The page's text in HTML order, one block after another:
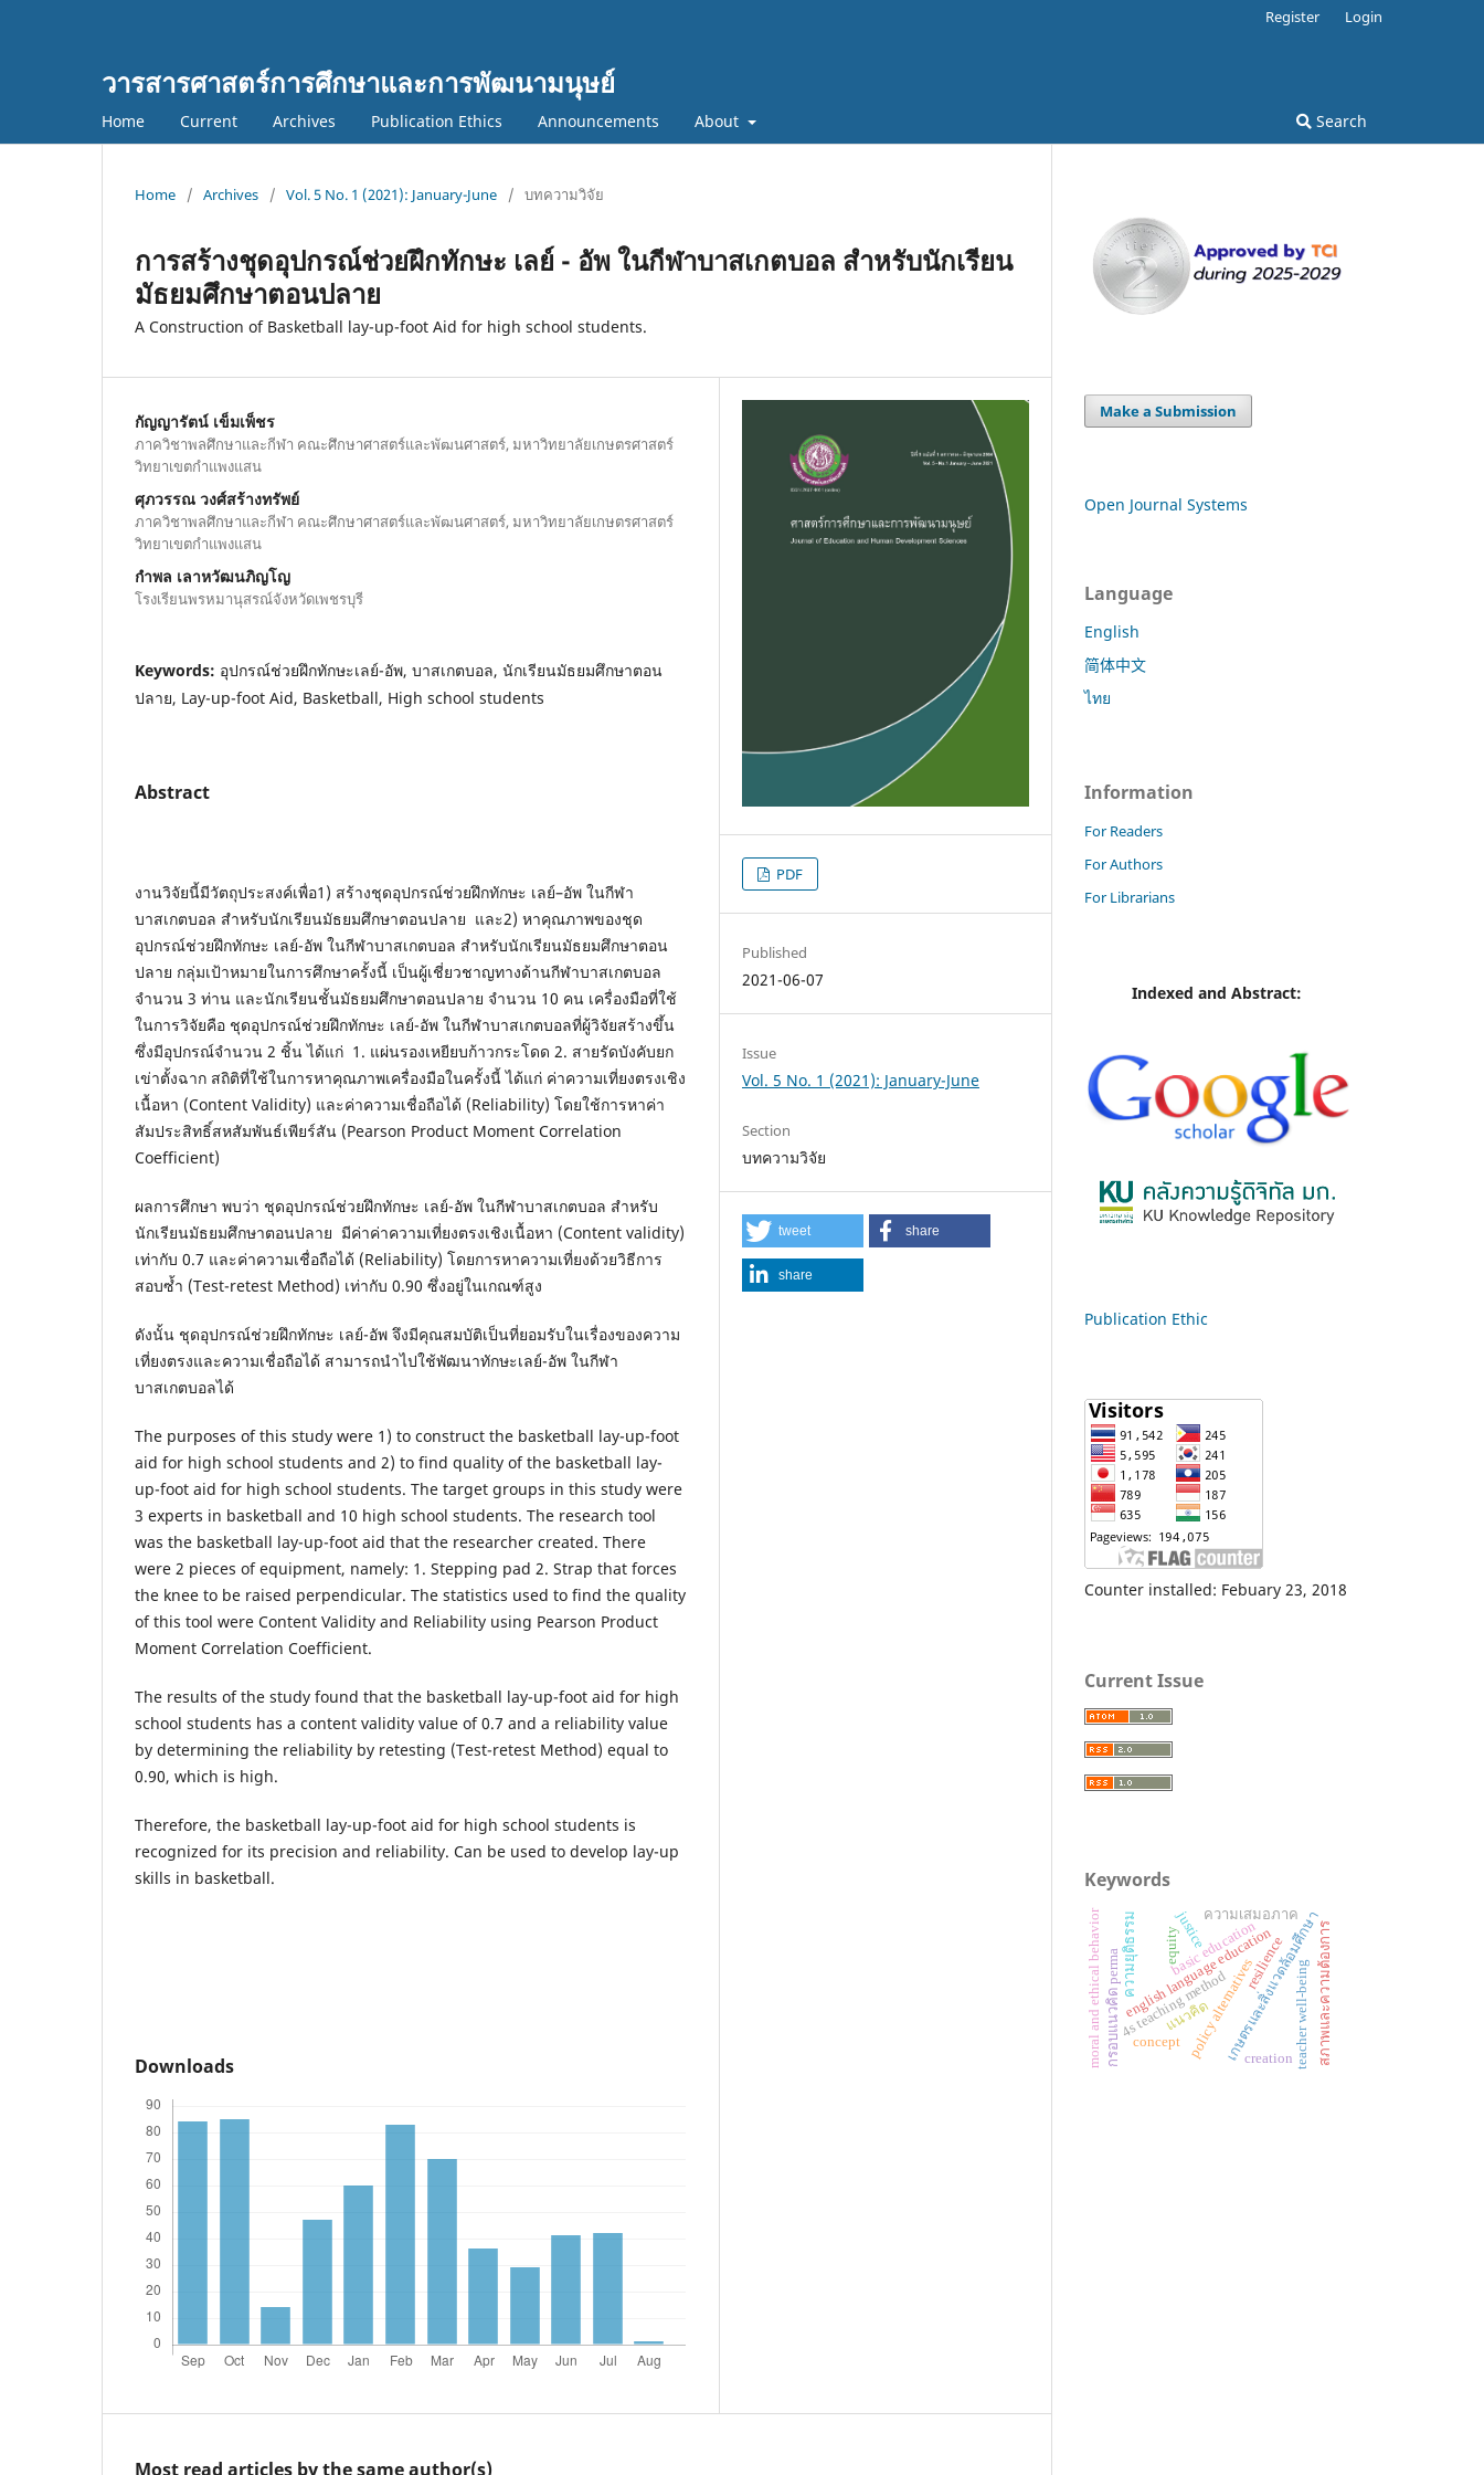
วารสารศาสตร์การศึกษาและการพัฒนามนุษย์
Home Current Archives Publication Ethics Announcements About Search
Register Login
Home / Archives / Vol. 5 No. 1 (2021): January-June / บทความวิจัย
การสร้างชุดอุปกรณ์ช่วยฝึกทักษะ เลย์ - อัพ ในกีฬาบาสเกตบอล สำหรับนักเรียน
มัธยมศึกษาตอนปลาย
A Construction of Basketball lay-up-foot Aid for high school students.
กัญญารัตน์ เข็มเพ็ชร
ภาควิชาพลศึกษาและกีฬา คณะศึกษาศาสตร์และพัฒนศาสตร์, มหาวิทยาลัยเกษตรศาสตร์
วิทยาเขตกำแพงแสน
ศุภวรรณ วงศ์สร้างทรัพย์
ภาควิชาพลศึกษาและกีฬา คณะศึกษาศาสตร์และพัฒนศาสตร์, มหาวิทยาลัยเกษตรศาสตร์
วิทยาเขตกำแพงแสน
กำพล เลาหวัฒนภิญโญ
โรงเรียนพรหมานุสรณ์จังหวัดเพชรบุรี
Keywords: อุปกรณ์ช่วยฝึกทักษะเลย์-อัพ, บาสเกตบอล, นักเรียนมัธยมศึกษาตอน
ปลาย, Lay-up-foot Aid, Basketball, High school students
Abstract
งานวิจัยนี้มีวัตถุประสงค์เพื่อ1) สร้างชุดอุปกรณ์ช่วยฝึกทักษะ เลย์–อัพ ในกีฬา
บาสเกตบอล สำหรับนักเรียนมัธยมศึกษาตอนปลาย และ2) หาคุณภาพของชุด
อุปกรณ์ช่วยฝึกทักษะ เลย์-อัพ ในกีฬาบาสเกตบอล สำหรับนักเรียนมัธยมศึกษาตอน
ปลาย กลุ่มเป้าหมายในการศึกษาครั้งนี้ เป็นผู้เชี่ยวชาญทางด้านกีฬาบาสเกตบอล
จำนวน 3 ท่าน และนักเรียนชั้นมัธยมศึกษาตอนปลาย จำนวน 10 คน เครื่องมือที่ใช้
ในการวิจัยคือ ชุดอุปกรณ์ช่วยฝึกทักษะ เลย์-อัพ ในกีฬาบาสเกตบอลที่ผู้วิจัยสร้างขึ้น
ซึ่งมีอุปกรณ์จำนวน 2 ชิ้น ได้แก่ 1. แผ่นรองเหยียบก้าวกระโดด 2. สายรัดบังคับยก
เข่าตั้งฉาก สถิติที่ใช้ในการหาคุณภาพเครื่องมือในครั้งนี้ ได้แก่ ค่าความเที่ยงตรงเชิง
เนื้อหา (Content Validity) และค่าความเชื่อถือได้ (Reliability) โดยใช้การหาค่า
สัมประสิทธิ์สหสัมพันธ์เพียร์สัน (Pearson Product Moment Correlation
Coefficient)
ผลการศึกษา พบว่า ชุดอุปกรณ์ช่วยฝึกทักษะ เลย์-อัพ ในกีฬาบาสเกตบอล สำหรับ
นักเรียนมัธยมศึกษาตอนปลาย มีค่าค่าความเที่ยงตรงเชิงเนื้อหา (Content validity)
เท่ากับ 0.7 และค่าความเชื่อถือได้ (Reliability) โดยการหาความเที่ยงด้วยวิธีการ
สอบซ้ำ (Test-retest Method) เท่ากับ 0.90 ซึ่งอยู่ในเกณฑ์สูง
ดังนั้น ชุดอุปกรณ์ช่วยฝึกทักษะ เลย์-อัพ จึงมีคุณสมบัติเป็นที่ยอมรับในเรื่องของความ
เที่ยงตรงและความเชื่อถือได้ สามารถนำไปใช้พัฒนาทักษะเลย์-อัพ ในกีฬา
บาสเกตบอลได้
The purposes of this study were 1) to construct the basketball lay-up-foot
aid for high school students and 2) to find quality of the basketball lay-
up-foot aid for high school students. The target groups in this study were
3 experts in basketball and 10 high school students. The research tool
was the basketball lay-up-foot aid that the researcher created. There
were 2 pieces of equipment, namely: 1. Stepping pad 2. Strap that forces
the knee to be raised perpendicular. The statistics used to find the quality
of this tool were Content Validity and Reliability using Pearson Product
Moment Correlation Coefficient.
The results of the study found that the basketball lay-up-foot aid for high
school students has a content validity value of 0.7 and a reliability value
by determining the reliability by retesting (Test-retest Method) equal to
0.90, which is high.
Therefore, the basketball lay-up-foot aid for high school students is
recognized for its precision and reliability. Can be used to develop lay-up
skills in basketball.
Downloads
PDF
Published
2021-06-07
Issue
Vol. 5 No. 1 (2021): January-June
Section
บทความวิจัย
tweet share
share
Most read articles by the same author(s)
Make a Submission
Open Journal Systems
Language
English
简体中文
ไทย
Information
For Readers
For Authors
For Librarians
Indexed and Abstract:
Publication Ethic
Counter installed: Febuary 23, 2018
Current Issue
Keywords
เกษตรและสิ่งแวดล้อมศึกษา
resilience
policy alternatives
english language education
basic education
equityjustice
กรอบแนวคิด perma teacher well-being
ความเสมอภาค
moral and ethical behavior สภาพและความต้องการ
ความยุติธรรม
4s teaching method
แนวคิด
concept
creation